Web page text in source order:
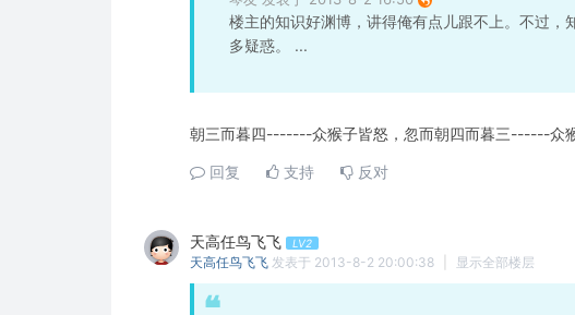
楼主的知识好渊博，讲得俺有点儿跟不上。不过
多疑惑。 ...
朝三而暮四-------众猴子皆怒，忽而朝四而暮三------众
回复 支持 反对
天高任鸟飞飞 LV2
天高任鸟飞飞 发表于 2013-8-2 20:00:38 显示全部楼层